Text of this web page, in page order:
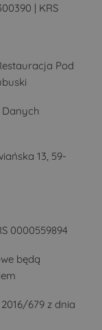
| KRS
Pod
Danych
13, 59-
0000559894
będą
679 z dnia